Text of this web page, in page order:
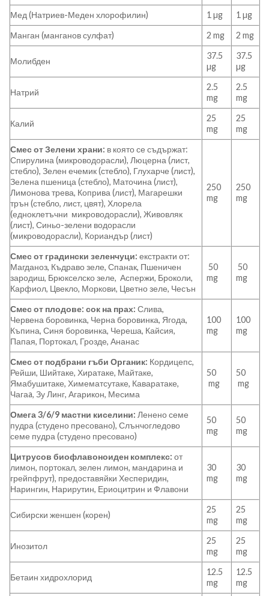
Мед (Натриев-Меден хлорофилин) 1 µg
1 µg
Манган (манганов сулфат)
2 mg 2 mg
Молибден
37.5
µg
37.5
µg
Натрий
2.5
mg
2.5
mg
Калий
25
mg
25
mg
Смес от Зелени храни: в която се съдържат:
Спирулина (микроводорасли), Люцерна (лист,
стебло), Зелен ечемик (стебло), Глухарче (лист),
Зелена пшеница (стебло), Маточина (лист),
Лимонова трева, Коприва (лист), Магарешки
трън (стебло, лист, цвят), Хлорела
(едноклетъчни микроводорасли), Живовляк
(лист), Синьо-зелени водорасли
(микроводорасли), Кориандър (лист)
250
mg
250
mg
Смес от градински зеленчуци: екстракти от:
Магданоз, Къдраво зеле, Спанак, Пшеничен
зародиш, Брюкселско зеле, Аспержи, Броколи,
Карфиол, Цвекло, Моркови, Цветно зеле, Чесън
50
mg
50
mg
Смес от плодове: сок на прах: Слива,
Червена боровинка, Черна боровинка, Ягода,
Къпина, Синя боровинка, Череша, Кайсия,
Папая, Портокал, Грозде, Ананас
100
mg
100
mg
Смес от подбрани гъби Органик: Кордицепс,
Рейши, Шийтаке, Хиратаке, Майтаке,
Ямабушитаке, Химематсутаке, Каваратаке,
Чагаa, Зу Линг, Агарикон, Месима
50
mg
50
mg
Омега 3/6/9 мастни киселини: Ленено семе
пудра (студено пресовано), Слънчогледово
семе пудра (студено пресовано)
50
mg
50
mg
Цитрусов биофлавоноиден комплекс: от
лимон, портокал, зелен лимон, мандарина и
грейпфрут), предоставяйки Хесперидин,
Нарингин, Нарирутин, Ериоцитрин и Флавони
30
mg
30
mg
Сибирски женшен (корен)
25
mg
25
mg
Инозитол
25
mg
25
mg
Бетаин хидрохлорид
12.5
mg
12.5
mg